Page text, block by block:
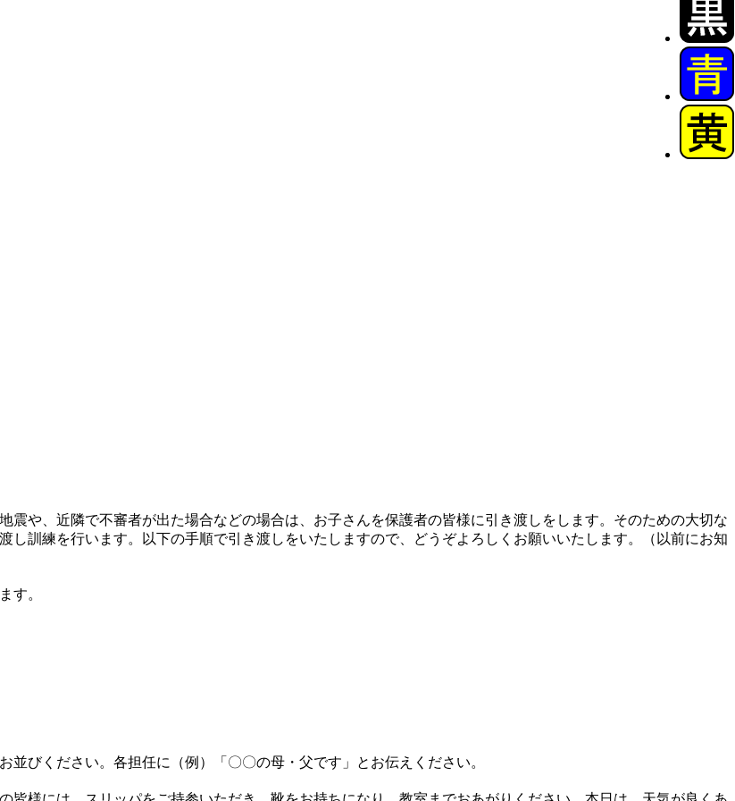
や、近隣で不審者が出た場合などの場合は、お子さんを保護者の皆様に引き渡しをします。そのための大切な
訓練を行います。以下の手順で引き渡しをいたしますので、どうぞよろしくお願いいたします。（以前にお知
す。
びください。各担任に（例）「〇〇の母・父です」とお伝えください。